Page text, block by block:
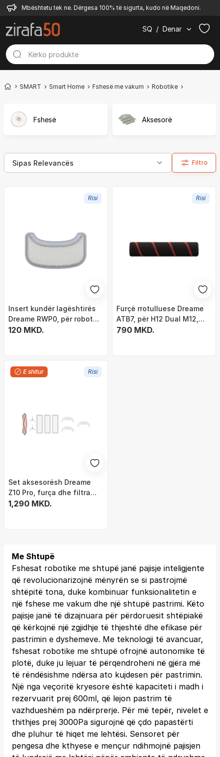
Mbështetu tek ne. Dërgesa 100% të sigurta, kudo në Maqedoni.
SQ / Denar
SMART Smart Home Fshesë me vakum Robotike
Fshesë Aksesorë
Filtro
Risi
Insert kundër lagështirës
Dreame RWP0, për robot
fshirës W10, gri
120 MKD.
Risi
Furçë rrotulluese Dreame
ATB7, për H12 Dual M12,
cilindrike, e zezë me të
790 MKD.
E shitur Risi
Set aksesorësh Dreame
Z10 Pro, furça dhe filtra
zëvendësues, për robot
1,290 MKD.
Me Shtupë
Fshesat robotike me shtupë janë pajisje inteligjente
që revolucionarizojnë mënyrën se si pastrojmë
shtëpitë tona, duke kombinuar funksionalitetin e
një fshese me vakum dhe një shtupë pastrimi. Këto
pajisje janë të dizajnuara për përdoruesit shtëpiakë
që kërkojnë një zgjidhje të thjeshtë dhe efikase për
pastrimin e dyshemeve. Me teknologji të avancuar,
fshesat robotike me shtupë ofrojnë autonomike të
plotë, duke ju lejuar të përqendroheni në gjëra më
të rëndësishme ndërsa ato kujdesen për pastrimin.
Një nga veçoritë kryesore është kapaciteti i madh i
rezervuarit prej 600ml, që lejon pastrim të
vazhdueshëm pa ndërprerje. Për më tepër, nivelet e
thithjes prej 3000Pa sigurojnë që çdo papastërti
dhe pluhur të hiqet me lehtësi. Sensoret për
pengesa dhe kthyese e mençur ndihmojnë pajisjen